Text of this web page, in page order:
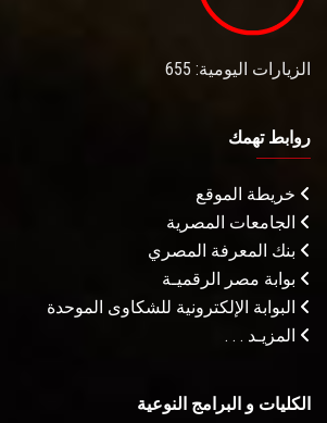
الزيارات اليومية: 655
روابط تهمك
خريطة الموقع
الجامعات المصرية
بنك المعرفة المصري
بوابة مصر الرقميـة
البوابة الإلكترونية للشكاوى الموحدة
المزيـد . . .
الكليات و البرامج النوعية